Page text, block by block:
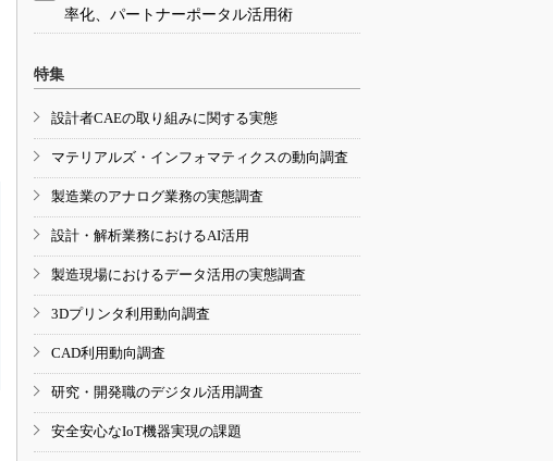
率化、パートナーポータル活用術
特集
設計者CAEの取り組みに関する実態
マテリアルズ・インフォマティクスの動向調査
製造業のアナログ業務の実態調査
設計・解析業務におけるAI活用
製造現場におけるデータ活用の実態調査
3Dプリンタ利用動向調査
CAD利用動向調査
研究・開発職のデジタル活用調査
安全安心なIoT機器実現の課題